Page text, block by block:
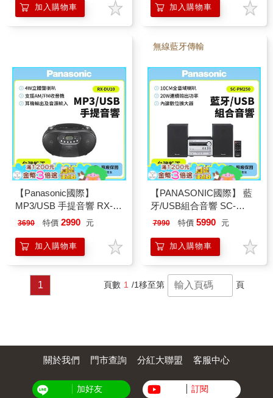
加入購物車 加入購物車
【Panasonic國際】
MP3/USB 手提音響 RX-
DU10 黑色
3690 特價 2990 元
加入購物車
無線藍牙傳輸
【PANASONIC國際】 藍
牙/USB組合音響 SC-
PM250
7990 特價 5990 元
加入購物車
1 頁數 1 /1移至第 頁
關於我們 門市查詢 分紅大聯盟 客服中心
加好友 訂閱